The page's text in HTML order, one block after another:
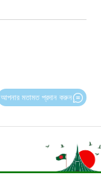
আপনার মতামত প্রদান করুন